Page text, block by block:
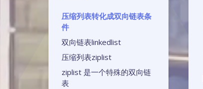
压缩列表转化成双向链表条
件
双向链表linkedlist
压缩列表ziplist
ziplist 是一个特殊的双向链
表